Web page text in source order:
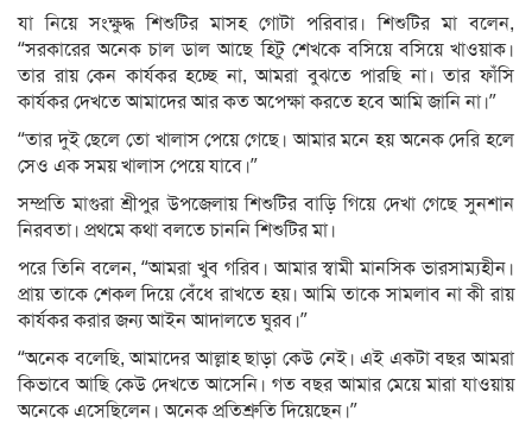
যা নিয়ে সংক্ষুদ্ধ শিশুটির মাসহ গোটা পরিবার। শিশুটির মা বলেন,
“সরকারের অনেক চাল ডাল আছে হিটু শেখকে বসিয়ে বসিয়ে খাওয়াক।
তার রায় কেন কার্যকর হচ্ছে না, আমরা বুঝতে পারছি না। তার ফাঁসি
কার্যকর দেখতে আমাদের আর কত অপেক্ষা করতে হবে আমি জানি না।”
“তার দুই ছেলে তো খালাস পেয়ে গেছে। আমার মনে হয় অনেক দেরি হলে
সেও এক সময় খালাস পেয়ে যাবে।”
সম্প্রতি মাগুরা শ্রীপুর উপজেলায় শিশুটির বাড়ি গিয়ে দেখা গেছে সুনশান
নিরবতা। প্রথমে কথা বলতে চাননি শিশুটির মা।
পরে তিনি বলেন, “আমরা খুব গরিব। আমার স্বামী মানসিক ভারসাম্যহীন।
প্রায় তাকে শেকল দিয়ে বেঁধে রাখতে হয়। আমি তাকে সামলাব না কী রায়
কার্যকর করার জন্য আইন আদালতে ঘুরব।”
“অনেক বলেছি, আমাদের আল্লাহ ছাড়া কেউ নেই। এই একটা বছর আমরা
কিভাবে আছি কেউ দেখতে আসেনি। গত বছর আমার মেয়ে মারা যাওয়ায়
অনেকে এসেছিলেন। অনেক প্রতিশ্রুতি দিয়েছেন।”